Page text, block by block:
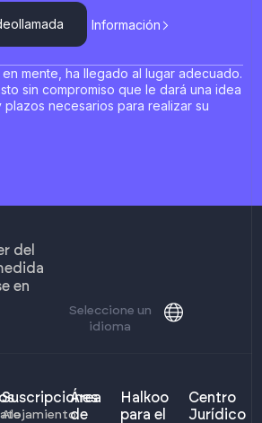
Información
mente, ha llegado al lugar adecuado.
sin compromiso que le dará una idea
necesarios para realizar su
del
en
Seleccione un
idioma
Suscripciones
Alojamiento
Área
de
Halkoo
para el
Centro
Jurídico